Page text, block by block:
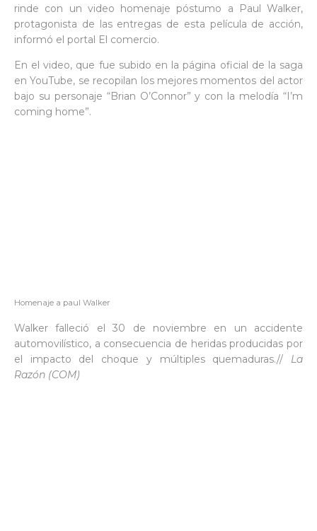
rinde con un video homenaje póstumo a Paul Walker,
protagonista de las entregas de esta película de acción,
informó el portal El comercio.
En el video, que fue subido en la página oficial de la saga
en YouTube, se recopilan los mejores momentos del actor
bajo su personaje “Brian O’Connor” y con la melodía “I’m
coming home”.
Homenaje a paul Walker
Walker falleció el 30 de noviembre en un accidente
automovilístico, a consecuencia de heridas producidas por
el impacto del choque y múltiples quemaduras.// La
Razón (COM)